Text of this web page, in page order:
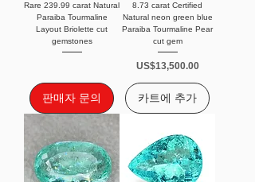
Rare 239.99 carat Natural
Paraiba Tourmaline
Layout Briolette cut
gemstones
판매자 문의
8.73 carat Certified
Natural neon green blue
Paraiba Tourmaline Pear
cut gem
가격
US$13,500.00
카트에 추가